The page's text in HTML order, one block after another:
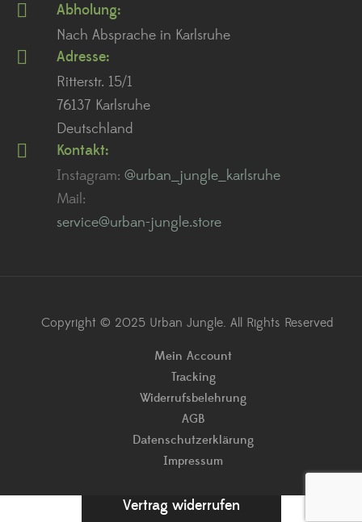
Abholung:
Nach Absprache in Karlsruhe
Adresse:
Ritterstr. 15/1
76137 Karlsruhe
Deutschland
Kontakt:
Instagram: @urban_jungle_karlsruhe
Mail:
service@urban-jungle.store
Copyright © 2025 Urban Jungle. All Rights Reserved
Mein Account
Tracking
Widerrufsbelehrung
AGB
Datenschutzerklärung
Impressum
Vertrag widerrufen